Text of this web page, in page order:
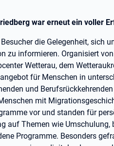
war erneut ein voller
die Gelegenheit, sich
zu informieren. Organisiert
Wetterau, dem
für Menschen in
und
mit
vor und standen für
auf Themen wie Umschulung,
Programme. Besonders